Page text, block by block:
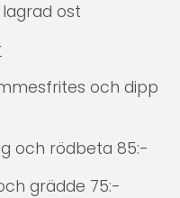
ost
och dipp
och rödbeta 85:-
grädde 75:-